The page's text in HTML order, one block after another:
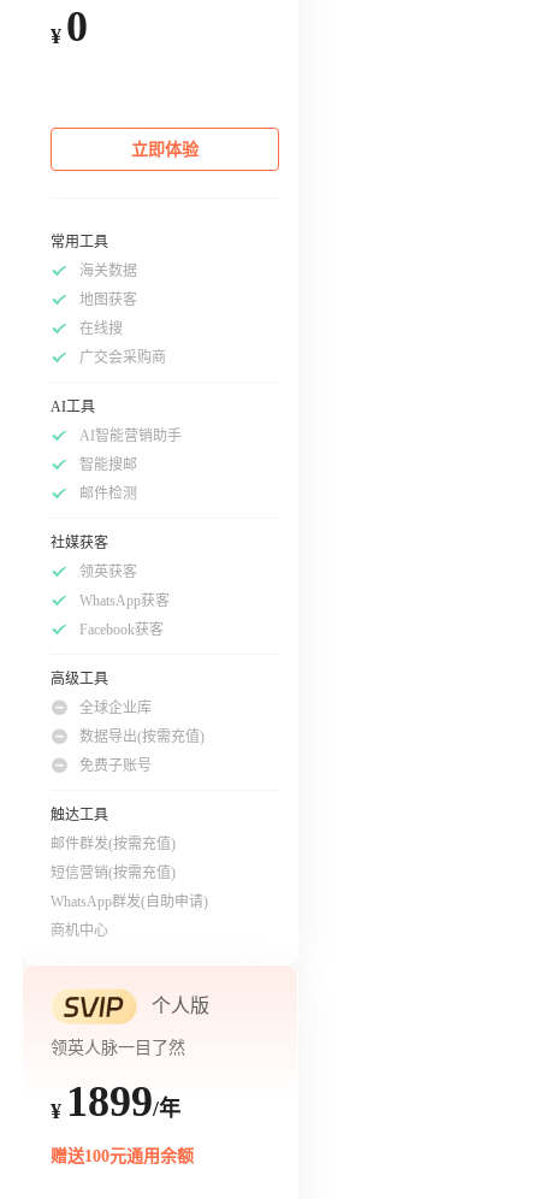
¥ 0
立即体验
常用工具
海关数据
地图获客
在线搜
广交会采购商
AI工具
AI智能营销助手
智能搜邮
邮件检测
社媒获客
领英获客
WhatsApp获客
Facebook获客
高级工具
全球企业库
数据导出(按需充值)
免费子账号
触达工具
邮件群发(按需充值)
短信营销(按需充值)
WhatsApp群发(自助申请)
商机中心
个人版
领英人脉一目了然
¥ 1899/年
赠送100元通用余额